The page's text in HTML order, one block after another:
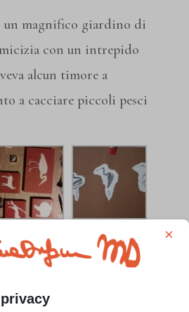
un magnifico giardino di
con un intrepido
alcun timore a
a cacciare piccoli pesci
doratura
inchiostro
giapponese
×